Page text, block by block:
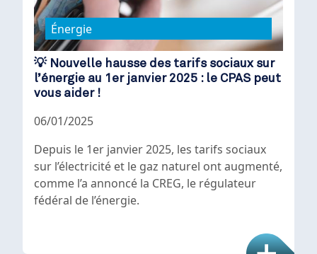
Énergie
💡 Nouvelle hausse des tarifs sociaux sur
l’énergie au 1er janvier 2025 : le CPAS peut
vous aider !
06/01/2025
Depuis le 1er janvier 2025, les tarifs sociaux
sur l’électricité et le gaz naturel ont augmenté,
comme l’a annoncé la CREG, le régulateur
fédéral de l’énergie.